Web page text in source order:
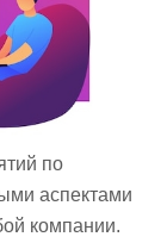
по
аспектами
компании.